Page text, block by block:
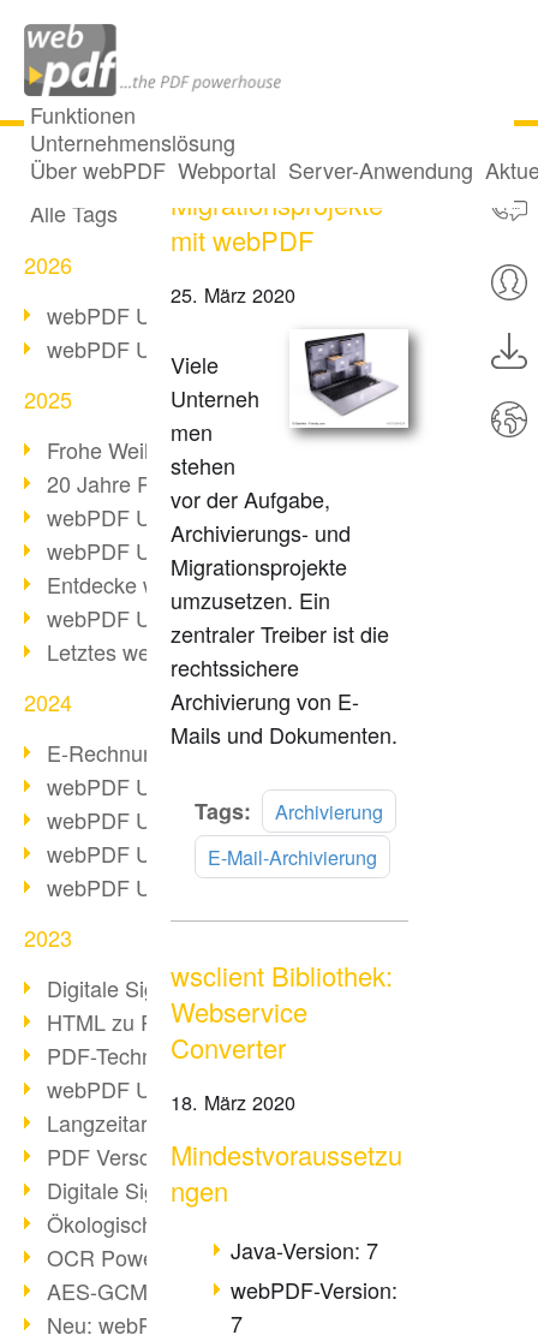
Funktionen
Unternehmenslösung
Über webPDF Webportal Server-Anwendung
Alle Beiträge
Alle Tags
2026
webPDF Update 10.0.5
webPDF Update 10.0.4
2025
Frohe Weihnachten & Auszeit
20 Jahre PDF/A
webPDF Update 10.0.3
webPDF Update 10.0.2
Entdecke webPDF 10
webPDF Update 9.0.0.3655
Letztes webPDF 8 Update
2024
E-Rechnungsstellung ab 2025
webPDF Update 9.0.0.3584
webPDF Update 9.0.0.3479
webPDF Update 9.0.0.3361
webPDF Update 9.0.0.3264
2023
Digitale Signatur in PDF
HTML zu PDF
PDF-Techniken für Barrierefreiheit
webPDF Update 9.0.0.3149
Langzeitarchivierung mit PDF/A
PDF Verschlüsselung
Digitale Signaturen
Ökologischen Abdruck reduzieren
OCR Power für Profis
AES-GCM-Unterstützung (PDF 2.0)
Neu: webPDF Developer Hub
Archivierungs- und
Migrationsprojekte
mit webPDF
25. März 2020
Viele
Unterneh
men
stehen
vor der Aufgabe,
Archivierungs- und
Migrationsprojekte
umzusetzen. Ein
zentraler Treiber ist die
rechtssichere
Archivierung von E-
Mails und Dokumenten.
Tags:
Archivierung
E-Mail-Archivierung
wsclient Bibliothek:
Webservice
Converter
18. März 2020
Mindestvoraussetzu
ngen
Java-Version: 7
webPDF-Version:
7